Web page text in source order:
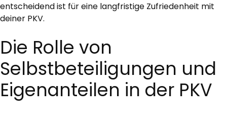
entscheidend ist für eine langfristige Zufriedenheit mit
deiner PKV.
Die Rolle von
Selbstbeteiligungen und
Eigenanteilen in der PKV